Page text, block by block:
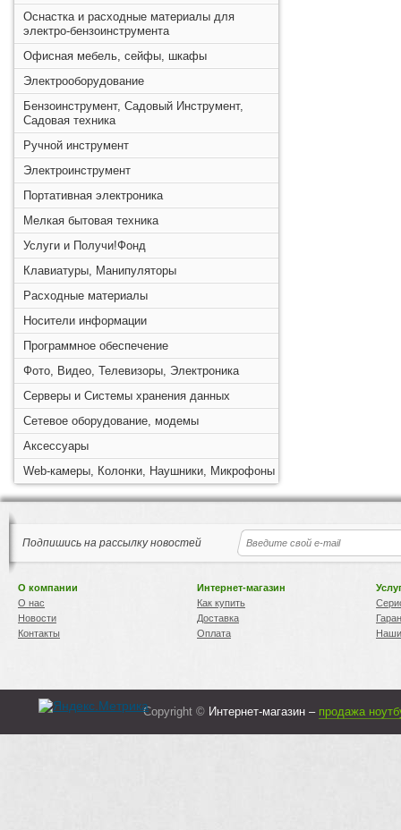
Оснастка и расходные материалы для
электро-бензоинструмента
Офисная мебель, сейфы, шкафы
Электрооборудование
Бензоинструмент, Садовый Инструмент,
Садовая техника
Ручной инструмент
Электроинструмент
Портативная электроника
Мелкая бытовая техника
Услуги и Получи!Фонд
Клавиатуры, Манипуляторы
Расходные материалы
Носители информации
Программное обеспечение
Фото, Видео, Телевизоры, Электроника
Серверы и Системы хранения данных
Сетевое оборудование, модемы
Аксессуары
Web-камеры, Колонки, Наушники, Микрофоны
Подпишись на рассылку новостей
О компании
О нас
Новости
Контакты
Интернет-магазин
Как купить
Доставка
Оплата
Copyright © Интернет-магазин – продажа